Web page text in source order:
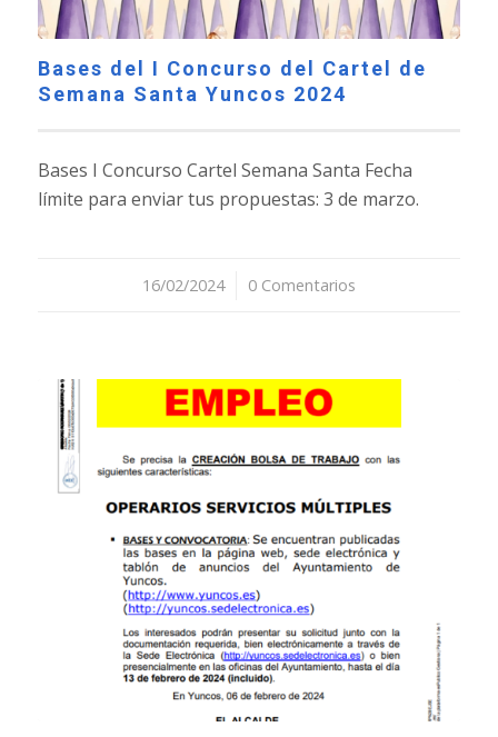
Bases del I Concurso del Cartel de
Semana Santa Yuncos 2024
Bases I Concurso Cartel Semana Santa Fecha
límite para enviar tus propuestas: 3 de marzo.
16/02/2024
/ 0 Comentarios